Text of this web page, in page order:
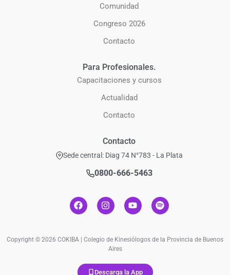
Comunidad
Congreso 2026
Contacto
Para Profesionales.
Capacitaciones y cursos
Actualidad
Contacto
Contacto
Sede central: Diag 74 N°783 - La Plata
0800-666-5463
Copyright © 2026 COKIBA | Colegio de Kinesiólogos de la Provincia de Buenos
Aires
Descarga la App